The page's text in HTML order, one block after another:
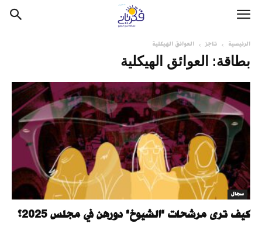
الرئيسية تاجز العوائق الهيكلية
بطاقة: العوائق الهيكلية
سجال
كيف ترى مرشحات "الشيوخ" دورهن في مجلس 2025؟